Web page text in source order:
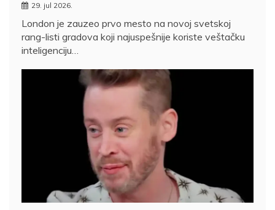
29. jul 2026.
London je zauzeo prvo mesto na novoj svetskoj
rang-listi gradova koji najuspešnije koriste veštačku
inteligenciju…